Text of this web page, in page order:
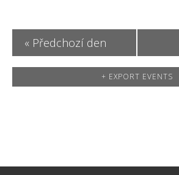
v
i
g
« Předchozí den
+ EXPORT EVENTS